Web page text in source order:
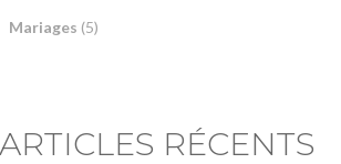
Mariages (5)
ARTICLES RÉCENTS